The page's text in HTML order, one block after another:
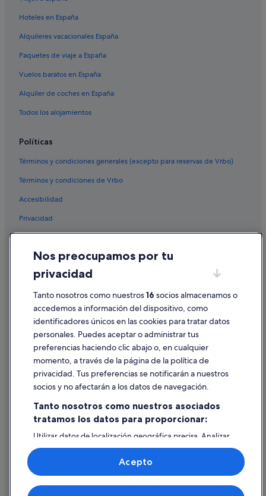
Hoteles para ir de compras en Brindisi
Brindisi hoteles
Hoteles con spa en Brindisi
Centro Histórico de Brindisi hoteles
Hoteles cerca de Estación central de tren de Brindisi
Riads en Brindisi
Hoteles históricos en Brindisi
Hoteles en España
Alquileres vacacionales España
Paquetes de viaje a España
Vuelos baratos en España
Alquiler de coches en España
Todos los alojamientos
Políticas
Términos y condiciones generales (excepto para reservas de Vrbo)
Términos y condiciones de Vrbo
Accesibilidad
Privacidad
Condiciones de uso
Información legal/contacto
Pautas sobre el contenido y cómo denunciar contenido
Ayuda
Cancelar un vuelo
Cancelar una reserva de hotel o de un alquiler vacacional
Plazos de reembolso
Utilizar un cupón de Expedia
Documentos para viajes internacionales
© 2026 Expedia, Inc., una empresa de Expedia Group. Todos los
Nos preocupamos por tu
privacidad
Tanto nosotros como nuestros16 socios almacenamos o
accedemos a información del dispositivo, como
identificadores únicos en las cookies para tratar datos
personales. Puedes aceptar o administrar tus
preferencias haciendo clic abajo o, en cualquier
momento, a través de la página de la política de
privacidad. Tus preferencias se notificarán a nuestros
socios y no afectarán a los datos de navegación.
Tanto nosotros como nuestros asociados
tratamos los datos para proporcionar:
Utilizar datos de localización geográfica precisa. Analizar
activamente las características del dispositivo para su
identificación. Almacenar la información en un dispositivo
y/o acceder a ella. Publicidad y contenido personalizados,
medición de publicidad y contenido, investigación de
audiencia y desarrollo de servicios.
Acepto